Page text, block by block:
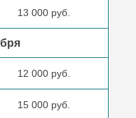
13 000 руб.
12 000 руб.
15 000 руб.